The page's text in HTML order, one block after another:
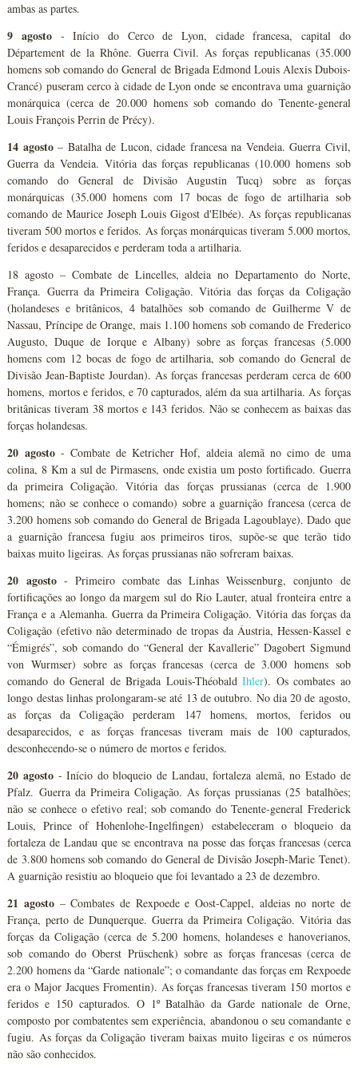
ambas as partes.
9 agosto - Início do Cerco de Lyon, cidade francesa, capital do
Département de la Rhône. Guerra Civil. As forças republicanas (35.000
homens sob comando do General de Brigada Edmond Louis Alexis Dubois-
Crancé) puseram cerco à cidade de Lyon onde se encontrava uma guarnição
monárquica (cerca de 20.000 homens sob comando do Tenente-general
Louis François Perrin de Précy).
14 agosto– Batalha de Lucon, cidade francesa na Vendeia. Guerra Civil,
Guerra da Vendeia. Vitória das forças republicanas (10.000 homens sob
comando do General de Divisão Augustin Tucq) sobre as forças
monárquicas (35.000 homens com 17 bocas de fogo de artilharia sob
comando de Maurice Joseph Louis Gigost d'Elbée). As forças republicanas
tiveram 500 mortos e feridos. As forças monárquicas tiveram 5.000 mortos,
feridos e desaparecidos e perderam toda a artilharia.
18 agosto – Combate de Lincelles, aldeia no Departamento do Norte,
França. Guerra da Primeira Coligação. Vitória das forças da Coligação
(holandeses e britânicos, 4 batalhões sob comando de Guilherme V de
Nassau, Príncipe de Orange, mais 1.100 homens sob comando de Frederico
Augusto, Duque de Iorque e Albany) sobre as forças francesas (5.000
homens com 12 bocas de fogo de artilharia, sob comando do General de
Divisão Jean-Baptiste Jourdan). As forças francesas perderam cerca de 600
homens, mortos e feridos, e 70 capturados, além da sua artilharia. As forças
britânicas tiveram 38 mortos e 143 feridos. Não se conhecem as baixas das
forças holandesas.
20 agosto- Combate de Ketricher Hof, aldeia alemã no cimo de uma
colina, 8 Km a sul de Pirmasens, onde existia um posto fortificado. Guerra
da primeira Coligação. Vitória das forças prussianas (cerca de 1.900
homens; não se conhece o comando) sobre a guarnição francesa (cerca de
3.200 homens sob comando do General de Brigada Lagoublaye). Dado que
a guarnição francesa fugiu aos primeiros tiros, supõe-se que terão tido
baixas muito ligeiras. As forças prussianas não sofreram baixas.
20 agosto- Primeiro combate das Linhas Weissenburg, conjunto de
fortificações ao longo da margem sul do Rio Lauter, atual fronteira entre a
França e a Alemanha. Guerra da Primeira Coligação. Vitória das forças da
Coligação (efetivo não determinado de tropas da Áustria, Hessen-Kassel e
“Émigrés”, sob comando do “General der Kavallerie” Dagobert Sigmund
von Wurmser) sobre as forças francesas (cerca de 3.000 homens sob
comando do General de Brigada Louis-ThéobaldIhler). Os combates ao
longo destas linhas prolongaram-se até 13 de outubro. No dia 20 de agosto,
as forças da Coligação perderam 147 homens, mortos, feridos ou
desaparecidos, e as forças francesas tiveram mais de 100 capturados,
desconhecendo-se o número de mortos e feridos.
20 agosto - Início do bloqueio de Landau, fortaleza alemã, no Estado de
Pfalz. Guerra da Primeira Coligação. As forças prussianas (25 batalhões;
não se conhece o efetivo real; sob comando do Tenente-general Frederick
Louis, Prince of Hohenlohe-Ingelfingen) estabeleceram o bloqueio da
fortaleza de Landau que se encontrava na posse das forças francesas (cerca
de 3.800 homens sob comando do General de Divisão Joseph-Marie Tenet).
A guarnição resistiu ao bloqueio que foi levantado a 23 de dezembro.
21 agosto – Combates de Rexpoede e Oost-Cappel, aldeias no norte de
França, perto de Dunquerque. Guerra da Primeira Coligação. Vitória das
forças da Coligação (cerca de 5.200 homens, holandeses e hanoverianos,
sob comando do Oberst Prüschenk) sobre as forças francesas (cerca de
2.200 homens da “Garde nationale”; o comandante das forças em Rexpoede
era o Major Jacques Fromentin). As forças francesas tiveram 150 mortos e
feridos e 150 capturados. O 1º Batalhão da Garde nationale de Orne,
composto por combatentes sem experiência, abandonou o seu comandante e
fugiu. As forças da Coligação tiveram baixas muito ligeiras e os números
não são conhecidos.